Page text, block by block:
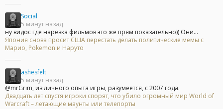
Social
5 минут назад
ну видос где нарезка фильмов это же прям показательно)) Они...
Япония снова просит США перестать делать политические мемы с
Марио, Pokemon и Наруто
ashesfelt
5 минут назад
@mrGrim, из личного опыта игры, разумеется, с 2007 года.
Двадцать лет спустя игроки спорят, что убило огромный мир World of
Warcraft – летающие маунты или телепорты